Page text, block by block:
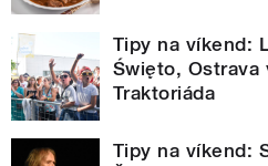
Tipy na víkend:
Święto, Ostrava
Traktoriáda
Tipy na víkend: